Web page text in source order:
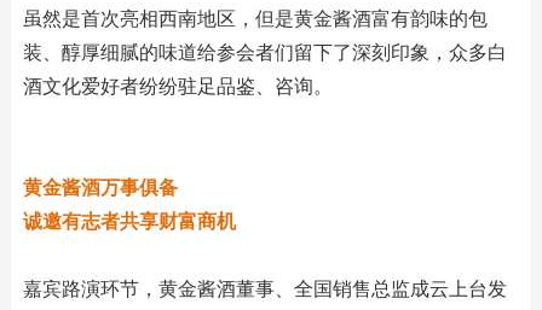
虽然是首次亮相西南地区，但是黄金酱酒富有韵味的包
装、醇厚细腻的味道给参会者们留下了深刻印象，众多白
酒文化爱好者纷纷驻足品鉴、咨询。
黄金酱酒万事俱备
诚邀有志者共享财富商机
嘉宾路演环节，黄金酱酒董事、全国销售总监成云上台发